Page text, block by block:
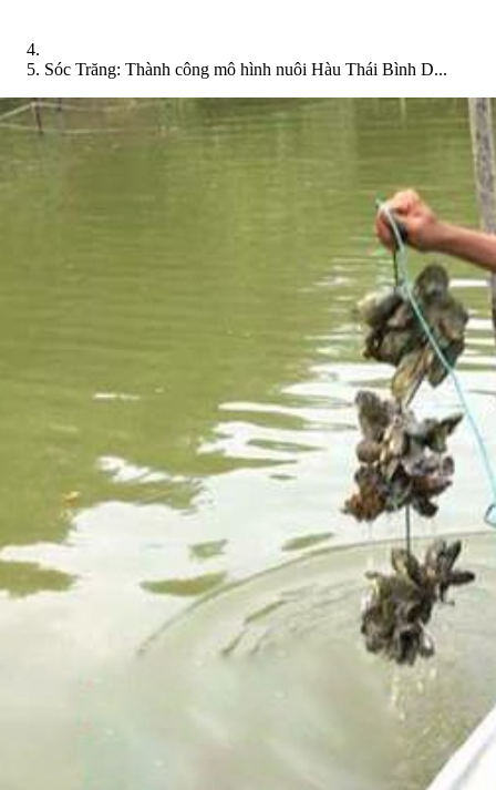
Sóc Trăng: Thành công mô hình nuôi Hàu Thái Bình D...